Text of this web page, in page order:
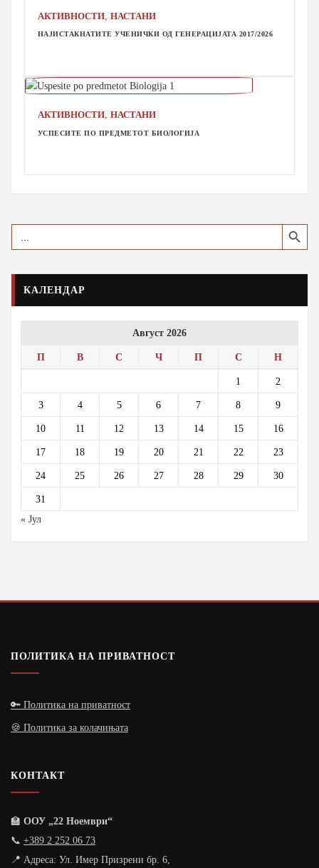
АКТИВНОСТИ, НАСТАНИ
НАЈИСТАКНАТИТЕ УЧЕНИЧКИ ОД ГЕНЕРАЦИЈАТА 2017/2026
АКТИВНОСТИ, НАСТАНИ
УСПЕСИТЕ ПО ПРЕДМЕТОТ БИОЛОГИЈА
Search
for:
Search Button
КАЛЕНДАР
Август 2026
П В С Ч П С Н
1 2
3 4 5 6 7 8 9
10 11 12 13 14 15 16
17 18 19 20 21 22 23
24 25 26 27 28 29 30
31
« Јул
ПОЛИТИКА НА ПРИВАТНОСТ
🔑 Политика на приватност
🍪 Политика за колачињата
КОНТАКТ
🏫 ООУ „22 Ноември“
📞 +389 2 252 06 73
📍 Адреса: Ул. Имер Призрени бр. 6,